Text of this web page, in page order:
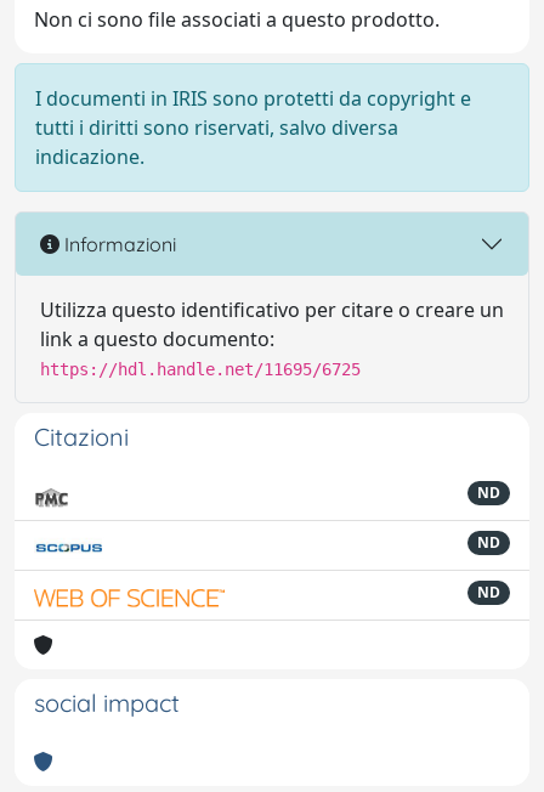
Non ci sono file associati a questo prodotto.
I documenti in IRIS sono protetti da copyright e
tutti i diritti sono riservati, salvo diversa
indicazione.
Informazioni
Utilizza questo identificativo per citare o creare un
link a questo documento:
https://hdl.handle.net/11695/6725
Citazioni
ND
ND
ND
social impact